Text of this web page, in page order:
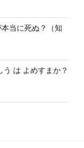
当に死ぬ？（知
は よめすまか？